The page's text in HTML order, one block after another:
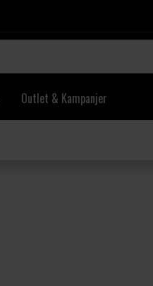
Outlet & Kampanjer